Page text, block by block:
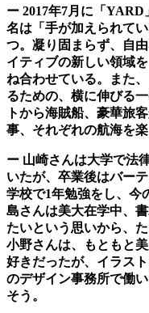
ー 2017年7月に「 YARD
名は「手が加えられて
つ。凝り固まらず、自
イティブの新しい領域
ね合わせている。また
るための、横に伸びる
トから海賊船、豪華旅
事、それぞれの航海を
ー 山崎さんは大学で法
いたが、卒業後はバー
学校で1年勉強をし、今
島さんは美大在学中、
たいという思いから、
小野さんは、もともと
好きだったが、イラス
のデザイン事務所で働
そう。